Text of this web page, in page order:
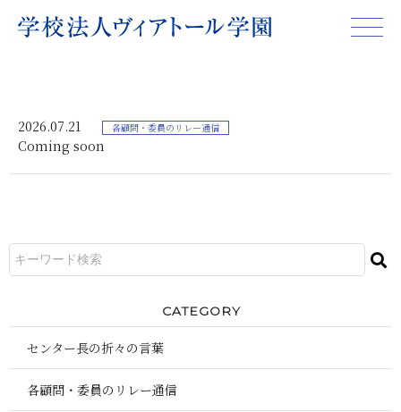
2026.07.21 各顧問・委員のリレー通信
Coming soon
CATEGORY
センター長の折々の言葉
各顧問・委員のリレー通信